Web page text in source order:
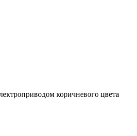
коричневого цвета